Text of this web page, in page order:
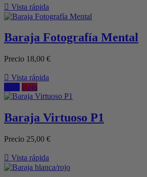
 Vista rápida
Baraja Fotografía Mental
Precio 18,00 €
 Vista rápida
Rojo
Baraja Virtuoso P1
Precio 25,00 €
 Vista rápida